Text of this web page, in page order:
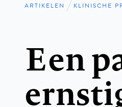
Kruimelpad
ARTIKELEN KLINISCHE
Een